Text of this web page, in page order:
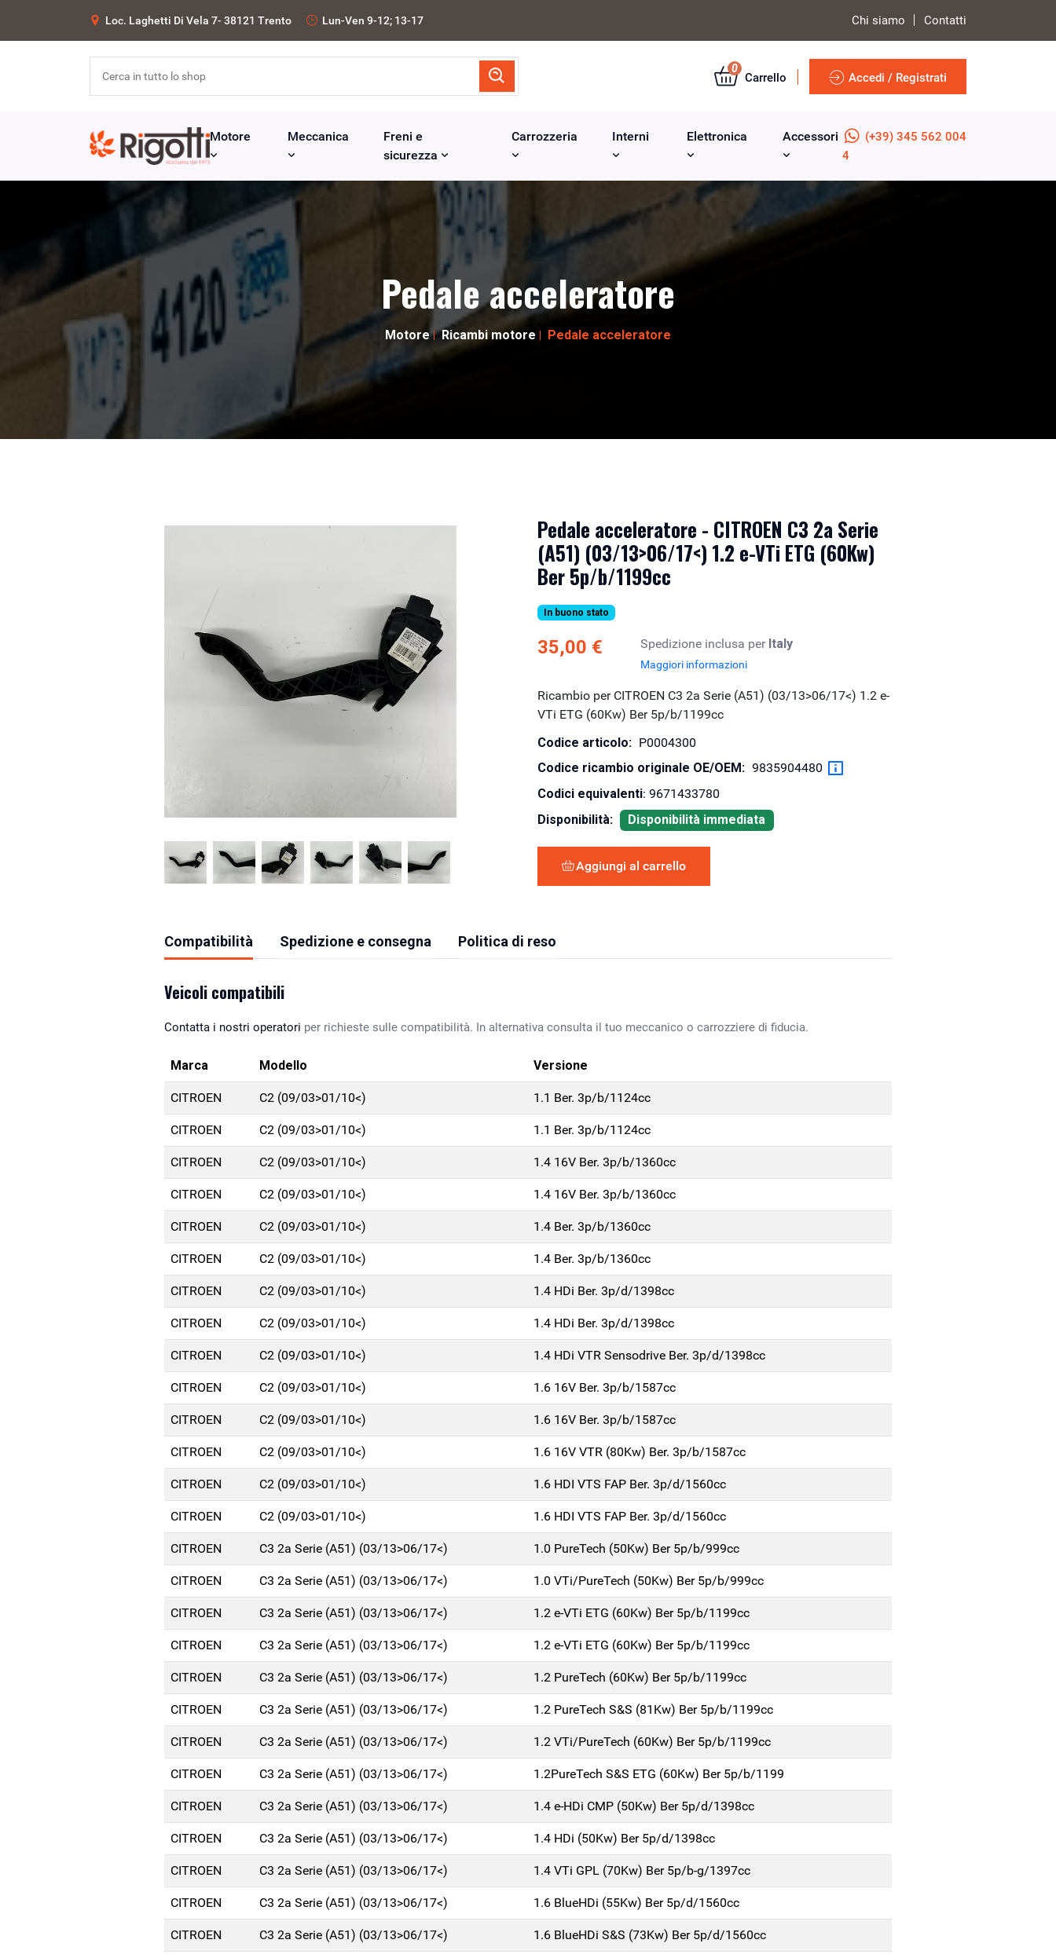
Loc. Laghetti Di Vela 7- 38121 Trento Lun-Ven 9-12; 13-17 Chi siamo Contatti
0
Carrello Accedi / Registrati
Motore Meccanica
Freni e
sicurezza
Carrozzeria Interni Elettronica Accessori
(+39) 345 562 004
4
Pedale acceleratore
Motore Ricambi motore Pedale acceleratore
Pedale acceleratore - CITROEN C3 2a Serie
(A51) (03/13>06/17<) 1.2 e-VTi ETG (60Kw)
Ber 5p/b/1199cc
In buono stato
35,00 € Spedizione inclusa per Italy
Maggiori informazioni
Ricambio per CITROEN C3 2a Serie (A51) (03/13>06/17<) 1.2 e-
VTi ETG (60Kw) Ber 5p/b/1199cc
Codice articolo: P0004300
Codice ricambio originale OE/OEM: 9835904480
Codici equivalenti: 9671433780
Disponibilità:
Disponibilità immediata
Aggiungi al carrello
Compatibilità Spedizione e consegna Politica di reso
Veicoli compatibili
Contatta i nostri operatori per richieste sulle compatibilità. In alternativa consulta il tuo meccanico o carrozziere di fiducia.
Marca Modello Versione
CITROEN C2 (09/03>01/10<) 1.1 Ber. 3p/b/1124cc
CITROEN C2 (09/03>01/10<) 1.1 Ber. 3p/b/1124cc
CITROEN C2 (09/03>01/10<) 1.4 16V Ber. 3p/b/1360cc
CITROEN C2 (09/03>01/10<) 1.4 16V Ber. 3p/b/1360cc
CITROEN C2 (09/03>01/10<) 1.4 Ber. 3p/b/1360cc
CITROEN C2 (09/03>01/10<) 1.4 Ber. 3p/b/1360cc
CITROEN C2 (09/03>01/10<) 1.4 HDi Ber. 3p/d/1398cc
CITROEN C2 (09/03>01/10<) 1.4 HDi Ber. 3p/d/1398cc
CITROEN C2 (09/03>01/10<) 1.4 HDi VTR Sensodrive Ber. 3p/d/1398cc
CITROEN C2 (09/03>01/10<) 1.6 16V Ber. 3p/b/1587cc
CITROEN C2 (09/03>01/10<) 1.6 16V Ber. 3p/b/1587cc
CITROEN C2 (09/03>01/10<) 1.6 16V VTR (80Kw) Ber. 3p/b/1587cc
CITROEN C2 (09/03>01/10<) 1.6 HDI VTS FAP Ber. 3p/d/1560cc
CITROEN C2 (09/03>01/10<) 1.6 HDI VTS FAP Ber. 3p/d/1560cc
CITROEN C3 2a Serie (A51) (03/13>06/17<) 1.0 PureTech (50Kw) Ber 5p/b/999cc
CITROEN C3 2a Serie (A51) (03/13>06/17<) 1.0 VTi/PureTech (50Kw) Ber 5p/b/999cc
CITROEN C3 2a Serie (A51) (03/13>06/17<) 1.2 e-VTi ETG (60Kw) Ber 5p/b/1199cc
CITROEN C3 2a Serie (A51) (03/13>06/17<) 1.2 e-VTi ETG (60Kw) Ber 5p/b/1199cc
CITROEN C3 2a Serie (A51) (03/13>06/17<) 1.2 PureTech (60Kw) Ber 5p/b/1199cc
CITROEN C3 2a Serie (A51) (03/13>06/17<) 1.2 PureTech S&S (81Kw) Ber 5p/b/1199cc
CITROEN C3 2a Serie (A51) (03/13>06/17<) 1.2 VTi/PureTech (60Kw) Ber 5p/b/1199cc
CITROEN C3 2a Serie (A51) (03/13>06/17<) 1.2PureTech S&S ETG (60Kw) Ber 5p/b/1199
CITROEN C3 2a Serie (A51) (03/13>06/17<) 1.4 e-HDi CMP (50Kw) Ber 5p/d/1398cc
CITROEN C3 2a Serie (A51) (03/13>06/17<) 1.4 HDi (50Kw) Ber 5p/d/1398cc
CITROEN C3 2a Serie (A51) (03/13>06/17<) 1.4 VTi GPL (70Kw) Ber 5p/b-g/1397cc
CITROEN C3 2a Serie (A51) (03/13>06/17<) 1.6 BlueHDi (55Kw) Ber 5p/d/1560cc
CITROEN C3 2a Serie (A51) (03/13>06/17<) 1.6 BlueHDi S&S (73Kw) Ber 5p/d/1560cc